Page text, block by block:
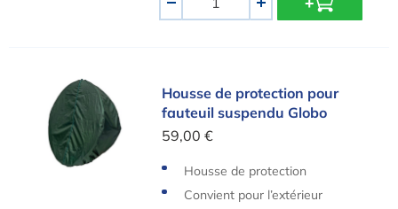
+
Housse de protection pour fauteuil suspendu
Housse de protection pour
fauteuil suspendu Globo
59,00 €
Housse de protection
Convient pour l’extérieur